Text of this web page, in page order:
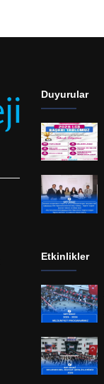
Duyurular
Etkinlikler